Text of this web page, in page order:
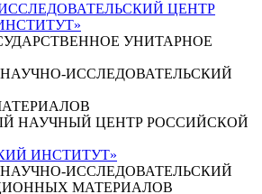
ЦЕНТР
УНИТАРНОЕ
ИССЛЕДОВАТЕЛЬСКИЙ
НАУЧНЫЙ ЦЕНТР РОССИЙСКОЙ
ИНСТИТУТ»
ИССЛЕДОВАТЕЛЬСКИЙ
МАТЕРИАЛОВ